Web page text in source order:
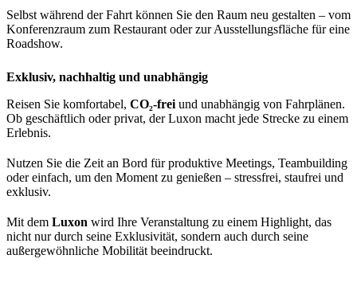
Selbst während der Fahrt können Sie den Raum neu gestalten – vom
Konferenzraum zum Restaurant oder zur Ausstellungsfläche für eine
Roadshow.
Exklusiv, nachhaltig und unabhängig
Reisen Sie komfortabel, CO₂-frei und unabhängig von Fahrplänen.
Ob geschäftlich oder privat, der Luxon macht jede Strecke zu einem
Erlebnis.
Nutzen Sie die Zeit an Bord für produktive Meetings, Teambuilding
oder einfach, um den Moment zu genießen – stressfrei, staufrei und
exklusiv.
Mit dem Luxon wird Ihre Veranstaltung zu einem Highlight, das
nicht nur durch seine Exklusivität, sondern auch durch seine
außergewöhnliche Mobilität beeindruckt.